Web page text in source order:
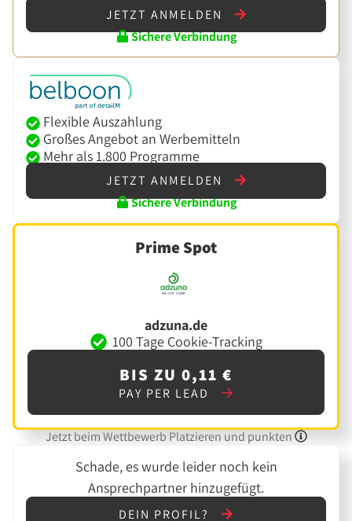
JETZT ANMELDEN
Sichere Verbindung
Flexible Auszahlung
Großes Angebot an Werbemitteln
Mehr als 1.800 Programme
JETZT ANMELDEN
Sichere Verbindung
Prime Spot
adzuna.de
100 Tage Cookie-Tracking
BIS ZU 0,11 €
PAY PER LEAD
Jetzt beim Wettbewerb Platzieren und punkten
Schade, es wurde leider noch kein
Ansprechpartner hinzugefügt.
DEIN PROFIL?